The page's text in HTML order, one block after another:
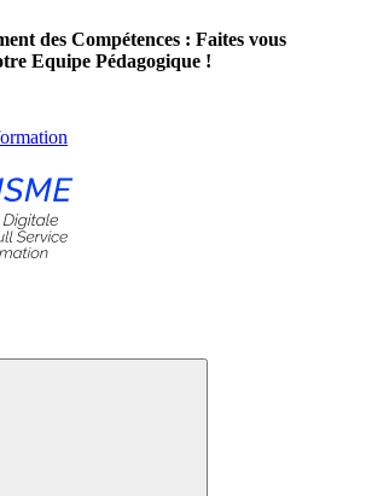
des Compétences : Faites vous
Equipe Pédagogique !